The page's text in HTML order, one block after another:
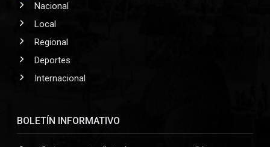
Nacional
Local
Regional
Deportes
Internacional
BOLETÍN INFORMATIVO